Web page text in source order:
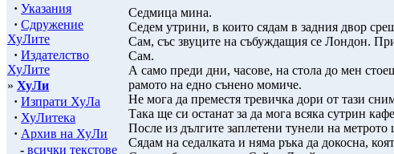
· Указания
· Сдружение
ХуЛите
· Издателство
ХуЛите
» ХуЛи
· Изпрати ХуЛа
· ХуЛитека
· Архив на ХуЛи
- всички текстове
Седмица мина.
Седем утрини, в които сядам в задния двор
Сам, със звуците на събуждащия се Лондон.
Сам.
А само преди дни, часове, на стола до мен
рамото на едно сънено момиче.
Не мога да преместя тревичка дори от тази
Така ще си останат за да мога всяка сутрин
После из дългите заплетени тунели на
Сядам на седалката и няма ръка да докосна,